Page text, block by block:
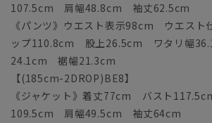
107.5cm 肩幅48.8cm 袖丈62.5cm
《パンツ》ウエスト表示98cm ウエス
ップ110.8cm 股上26.5cm ワタリ幅
24.1cm 裾幅21.3cm
【(185cm-2DROP)BE8】
《ジャケット》着丈77cm バスト
109.5cm 肩幅49.5cm 袖丈64cm